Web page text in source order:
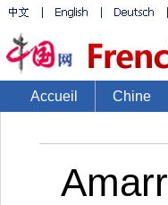
Accueil Chine